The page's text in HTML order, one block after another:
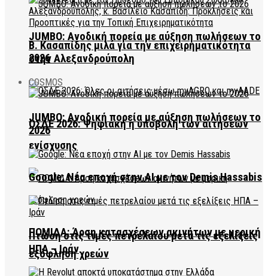
JUMBO: Ανοδική πορεία με αύξηση πωλήσεων το
2026
ΟΣΔΕ 2026: Ψηφιακή η υποβολή των αιτήσεων
ενίσχυσης
ΠΟΜΙΔΑ: Άρση κατασχέσεων ακινήτων με μερική
εξόφληση χρεών
Β. Κασαπίδης μιλά για την επιχειρηματικότητα
στην Αλεξανδρούπολη
COSMOS
JUMBO: Ανοδική πορεία με αύξηση πωλήσεων το
2026
Google: Νέα εποχή στην AI με τον Demis Hassabis
Πτώση στις τιμές πετρελαίου μετά τις εξελίξεις
ΗΠΑ – Ιράν